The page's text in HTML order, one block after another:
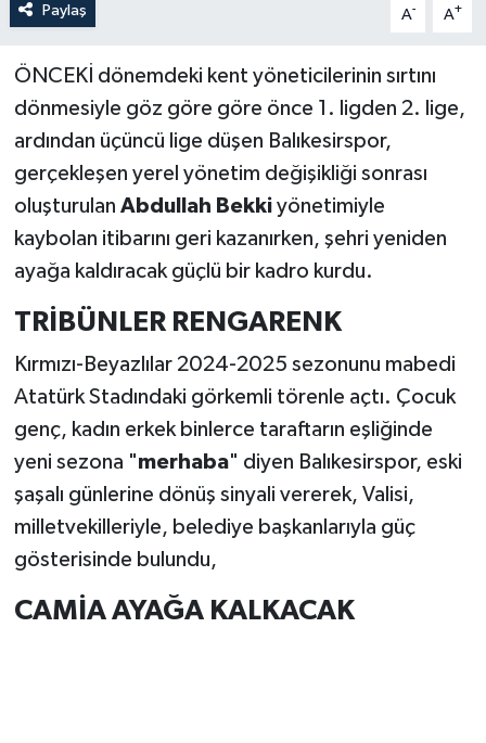
Paylaş A- A+
ÖNCEKİ dönemdeki kent yöneticilerinin sırtını
dönmesiyle göz göre göre önce 1. ligden 2. lige,
ardından üçüncü lige düşen Balıkesirspor,
gerçekleşen yerel yönetim değişikliği sonrası
oluşturulan Abdullah Bekki yönetimiyle
kaybolan itibarını geri kazanırken, şehri yeniden
ayağa kaldıracak güçlü bir kadro kurdu.
TRİBÜNLER RENGARENK
Kırmızı-Beyazlılar 2024-2025 sezonunu mabedi
Atatürk Stadındaki görkemli törenle açtı. Çocuk
genç, kadın erkek binlerce taraftarın eşliğinde
yeni sezona "merhaba" diyen Balıkesirspor, eski
şaşalı günlerine dönüş sinyali vererek, Valisi,
milletvekilleriyle, belediye başkanlarıyla güç
gösterisinde bulundu,
CAMİA AYAĞA KALKACAK